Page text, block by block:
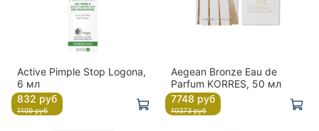
Active Pimple Stop Logona,
6 мл
832 руб
1109 руб
Aegean Bronze Eau de
Parfum KORRES, 50 мл
7748 руб
10373 руб